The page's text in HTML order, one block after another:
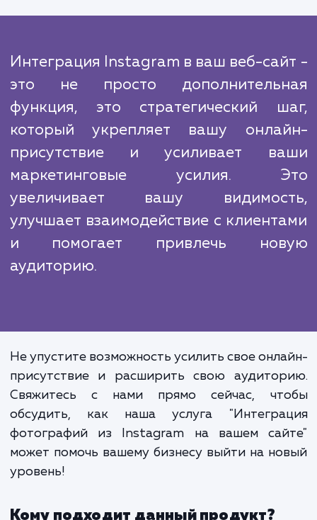
ваша интеграция всегда работает как надо.
На рынке есть много конкурентов, но
агентство выделяется благодаря
знанию инструментов и алгоритмов
а также опыту в интеграции с различными
платформами. Мы владеем всеми
которые могут влиять на
интеграции, и используем этот опыт
обеспечения наилучших результатов для
клиентов.
функция, это стратегический
который укрепляет вашу
присутствие и усиливает
маркетинговые усилия.
увеличивает вашу
и помогает привлечь